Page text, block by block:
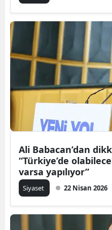
Ali Babacan’dan
“Türkiye’de
varsa yapılıyor”
Siyaset 22 Nisan 2026